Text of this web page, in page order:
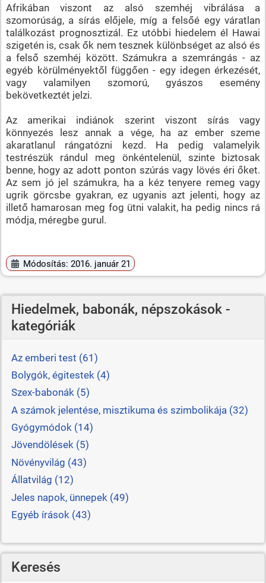
Afrikában viszont az alsó szemhéj vibrálása a
szomorúság, a sírás előjele, míg a felsőé egy váratlan
találkozást prognosztizál. Ez utóbbi hiedelem él Hawai
szigetén is, csak ők nem tesznek különbséget az alsó és
a felső szemhéj között. Számukra a szemrángás - az
egyéb körülményektől függően - egy idegen érkezését,
vagy valamilyen szomorú, gyászos esemény
bekövetkeztét jelzi.
Az amerikai indiánok szerint viszont sírás vagy
könnyezés lesz annak a vége, ha az ember szeme
akaratlanul rángatózni kezd. Ha pedig valamelyik
testrészük rándul meg önkéntelenül, szinte biztosak
benne, hogy az adott ponton szúrás vagy lövés éri őket.
Az sem jó jel számukra, ha a kéz tenyere remeg vagy
ugrik görcsbe gyakran, ez ugyanis azt jelenti, hogy az
illető hamarosan meg fog ütni valakit, ha pedig nincs rá
módja, méregbe gurul.
Módosítás: 2016. január 21
Hiedelmek, babonák, népszokások -
kategóriák
Az emberi test (61)
Bolygók, égitestek (4)
Szex-babonák (5)
A számok jelentése, misztikuma és szimbolikája (32)
Gyógymódok (14)
Jövendölések (5)
Növényvilág (43)
Állatvilág (12)
Jeles napok, ünnepek (49)
Egyéb írások (43)
Keresés